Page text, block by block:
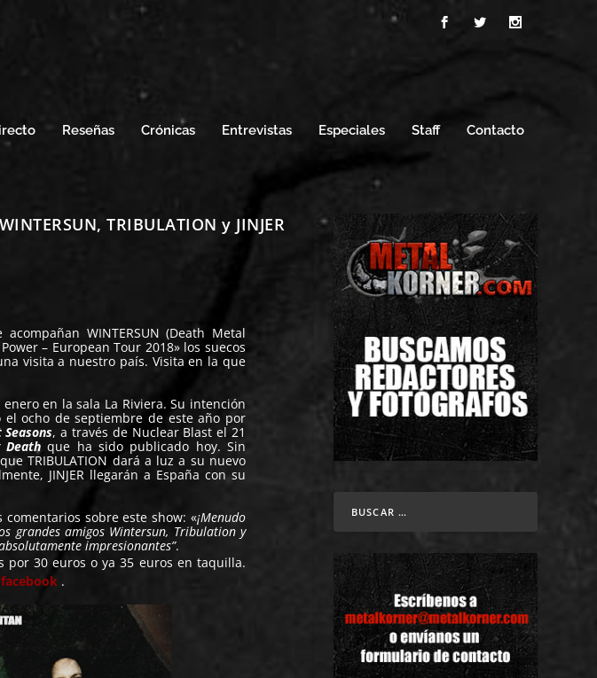
Reseñas Crónicas Entrevistas Especiales Staff Contacto
TRIBULATION y JINJER
WINTERSUN (Death Metal
– European Tour 2018» los suecos
visita a nuestro país. Visita en la que
en la sala La Riviera. Su intención
ocho de septiembre de este año por
Seasons, a través de Nuclear Blast el 21
Deathque ha sido publicado hoy. Sin
TRIBULATION dará a luz a su nuevo
JINJER llegarán a España con su
comentarios sobre este show: «¡Menudo
grandes amigos Wintersun, Tribulation y
impresionantes”.
por 30 euros o ya 35 euros en taquilla.
.